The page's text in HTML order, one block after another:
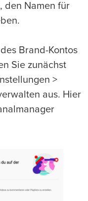
den Namen für
Brand-Kontos
Sie zunächst
>
aus. Hier